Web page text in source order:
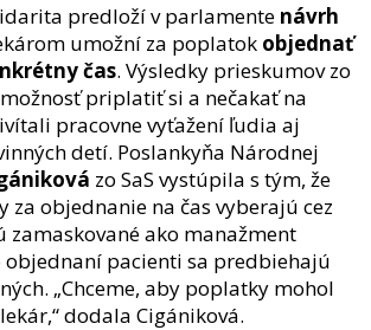
predloží v parlamente návrh
umožní za poplatok objednať
čas. Výsledky prieskumov zo
priplatiť si a nečakať na
pracovne vyťažení ľudia aj
detí. Poslankyňa Národnej
zo SaS vystúpila s tým, že
za objednanie na čas vyberajú cez
zamaskované ako manažment
objednaní pacienti sa predbiehajú
„Chceme, aby poplatky mohol
dodala Cigániková.